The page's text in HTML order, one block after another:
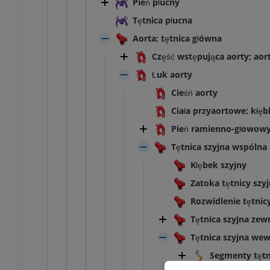
Tętnica płucna
Aorta; tętnica główna
Część wstępująca aorty;
Łuk aorty
Cieśń aorty
Ciała przyaortowe;
Pień ramienno-
Tętnica szyjna wspólna
Kłębek szyjny
Zatoka tętnicy
Rozwidlenie
Tętnica szyjna
Tętnica szyjna
Segmenty
KOSTKA-STOPA
RM
PREMIUM
RM przodostopia
PREMIUM
RM kończyny dolnej
PREMIUM
RTG kończyny dolnej
Radiografia
ZA DARMO